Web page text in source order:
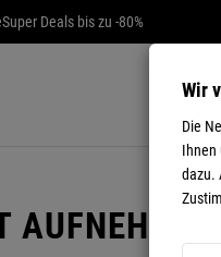
Super Deals bis zu -80%
AUFNEHMEN
Wir
Die
Ihnen
dazu.